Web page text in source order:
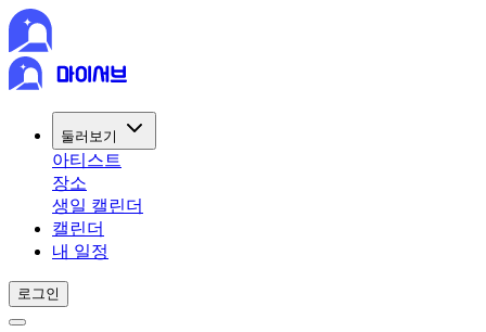
둘러보기
아티스트
장소
생일 캘린더
캘린더
내 일정
로그인